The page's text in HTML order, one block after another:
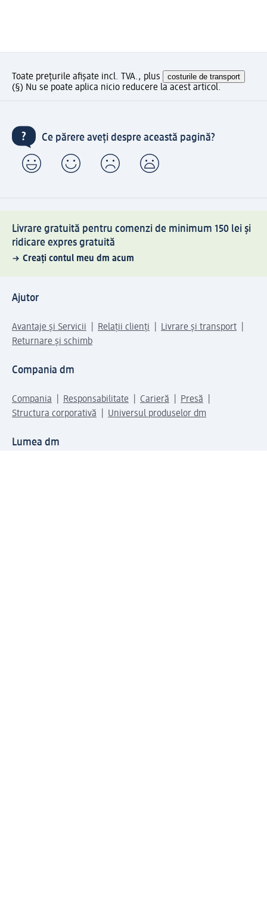
Toate prețurile afișate incl. TVA., plus costurile de transport
(§) Nu se poate aplica nicio reducere la acest articol.
Ce părere aveți despre această pagină?
Livrare gratuită pentru comenzi de minimum 150 lei și
ridicare expres gratuită
Creați contul meu dm acum
Ajutor
Avantaje și Servicii Relații clienți
Livrare și transport
Returnare și schimb
Compania dm
Compania Responsabilitate Carieră
Presă
Structura corporativă
Universul produselor dm
Lumea dm